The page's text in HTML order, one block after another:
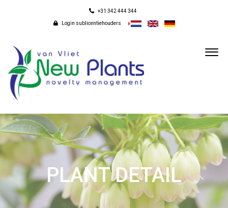
+31 342 444 344
Login sublicentiehouders
PLANT DETAIL